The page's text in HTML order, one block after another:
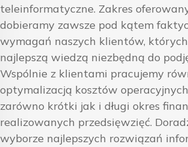
teleinformatyczne. Zakres
dobieramy zawsze pod kątem
wymagań naszych klientów,
najlepszą wiedzą niezbędną do
Wspólnie z klientami pracujemy
optymalizacją kosztów
zarówno krótki jak i długi okres
realizowanych przedsięwzięć.
wyborze najlepszych rozwiązań